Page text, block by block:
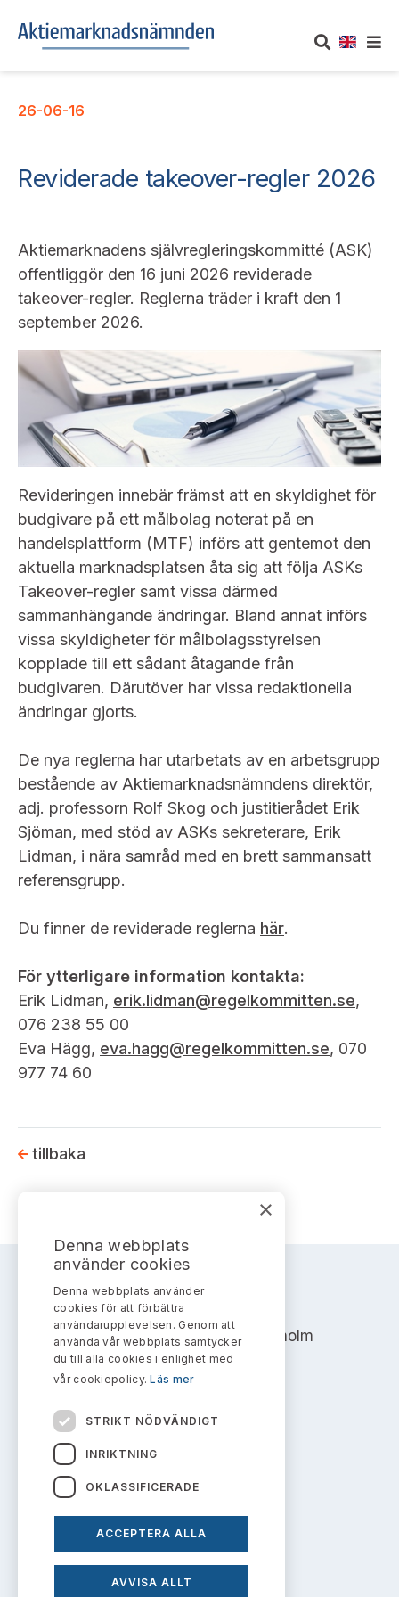
Vårt uppdrag
Arbetssätt och jävsfrågor
Stadgar
Arbetsordning
Ledamöter
Huvudmän
Verksamhetsberättelser
Publikationer och anföranden
Framställningar och konsultation
Uttalanden sorterade efter publiceringsdatum
Uttalanden sorterade ämnesvis
Sök uttalanden
Prenumerera
Takeover-regler för reglerade marknader och vissa
handelsplattformar
AKTUELLT
Nyheter och pressmeddelanden
Prenumerera
Bildarkiv
KONTAKT
Kontakt angående ansökningar och uttalanden
Kontakt administrativa ärenden
26-06-16
Reviderade takeover-regler 2026
Aktiemarknadens självregleringskommitté (ASK)
offentliggör den 16 juni 2026 reviderade
takeover-regler. Reglerna träder i kraft den 1
september 2026.
Revideringen innebär främst att en skyldighet för
budgivare på ett målbolag noterat på en
handelsplattform (MTF) införs att gentemot den
aktuella marknadsplatsen åta sig att följa ASKs
Takeover-regler samt vissa därmed
sammanhängande ändringar. Bland annat införs
vissa skyldigheter för målbolagsstyrelsen
kopplade till ett sådant åtagande från
budgivaren. Därutöver har vissa redaktionella
ändringar gjorts.
De nya reglerna har utarbetats av en arbetsgrupp
bestående av Aktiemarknadsnämndens direktör,
adj. professorn Rolf Skog och justitierådet Erik
Sjöman, med stöd av ASKs sekreterare, Erik
Lidman, i nära samråd med en brett sammansatt
referensgrupp.
Du finner de reviderade reglerna här.
För ytterligare information kontakta:
Erik Lidman, erik.lidman@regelkommitten.se,
076 238 55 00
Eva Hägg, eva.hagg@regelkommitten.se, 070
977 74 60
tillbaka
AKTIEMARKNADSNÄMNDEN
Address: Box 7354, 103 90 Stockholm
info@aktiemarknadsnamnden.se
Om innehållet
Om webbplatsen
×
Denna webbplats
använder cookies
Denna webbplats använder
cookies för att förbättra
användarupplevelsen. Genom att
använda vår webbplats samtycker
du till alla cookies i enlighet med
vår cookiepolicy.Läs mer
STRIKT NÖDVÄNDIGT
INRIKTNING
OKLASSIFICERADE
ACCEPTERA ALLA
AVVISA ALLT